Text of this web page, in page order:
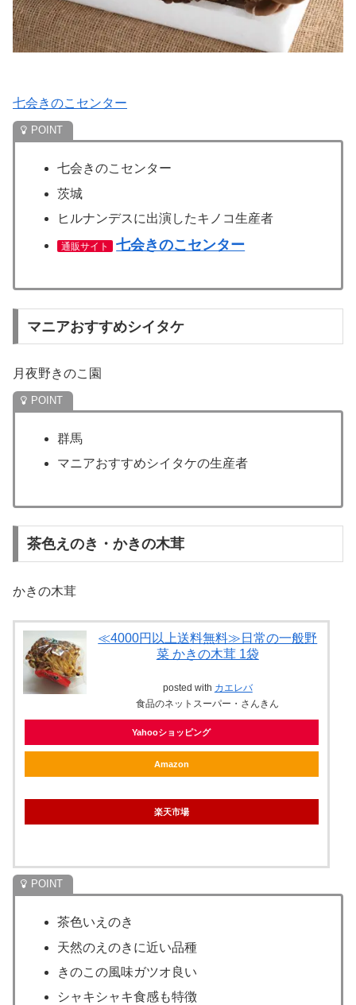
七会きのこセンター
七会きのこセンター
茨城
ヒルナンデスに出演したキノコ生産者
通販サイト 七会きのこセンター
マニアおすすめシイタケ
月夜野きのこ園
群馬
マニアおすすめシイタケの生産者
茶色えのき・かきの木茸
かきの木茸
≪4000円以上送料無料≫日常の一般野
菜 かきの木茸 1袋
posted with カエレバ
食品のネットスーパー・さんきん
Yahooショッピング
Amazon
楽天市場
茶色いえのき
天然のえのきに近い品種
きのこの風味ガツオ良い
シャキシャキ食感も特徴